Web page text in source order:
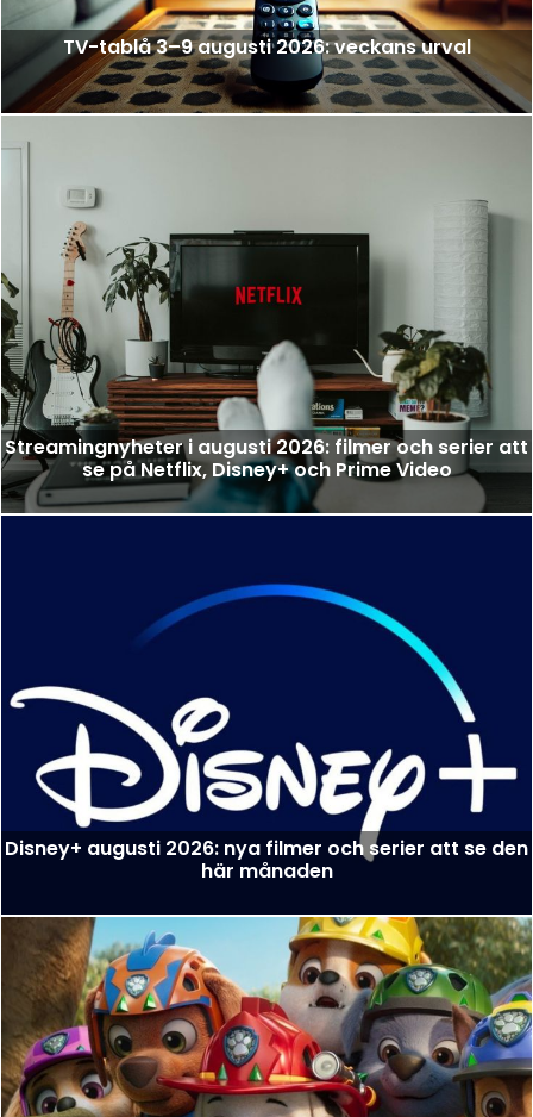
TV-tablå 3–9 augusti 2026: veckans urval
Streamingnyheter i augusti 2026: filmer och serier att
se på Netflix, Disney+ och Prime Video
Disney+ augusti 2026: nya filmer och serier att se den
här månaden